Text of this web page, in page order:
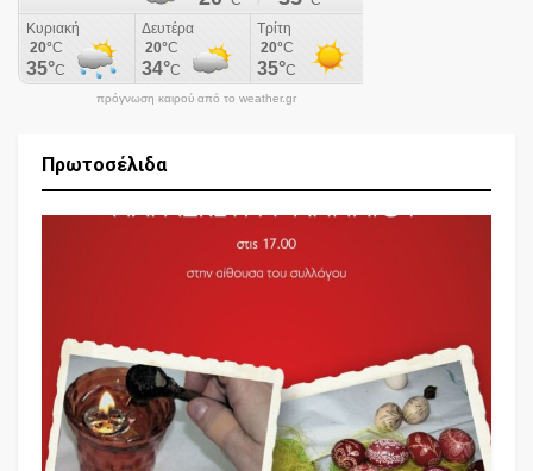
πρόγνωση καιρού από το weather.gr
Πρωτοσέλιδα